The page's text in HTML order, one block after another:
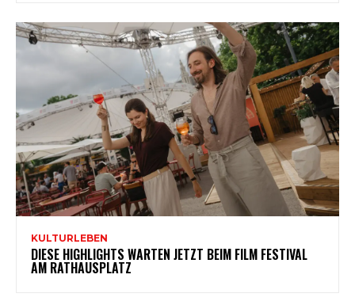
KULTURLEBEN
DIESE HIGHLIGHTS WARTEN JETZT BEIM FILM FESTIVAL
AM RATHAUSPLATZ